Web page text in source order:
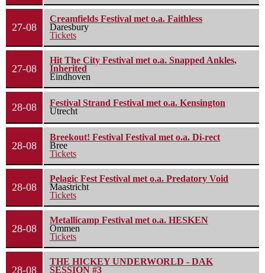
27-08
Creamfields Festival met o.a. Faithless
Daresbury
Tickets
27-08
Hit The City Festival met o.a. Snapped Ankles,
Inherited
Eindhoven
28-08
Festival Strand Festival met o.a. Kensington
Utrecht
28-08
Breekout! Festival Festival met o.a. Di-rect
Bree
Tickets
28-08
Pelagic Fest Festival met o.a. Predatory Void
Maastricht
Tickets
28-08
Metallicamp Festival met o.a. HESKEN
Ommen
Tickets
28-08
THE HICKEY UNDERWORLD - DAK
SESSION #3